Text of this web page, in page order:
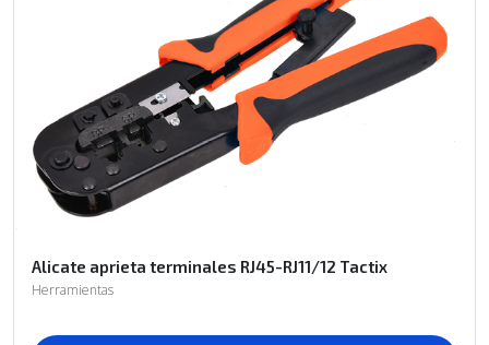
Alicate aprieta terminales RJ45-RJ11/12 Tactix
Herramientas